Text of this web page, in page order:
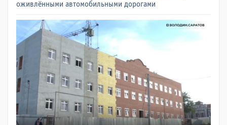
оживлёнными автомобильными дорогами